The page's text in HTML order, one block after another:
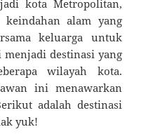
kota Metropolitan,
alam yang
keluarga untuk
destinasi yang
wilayah kota.
ini menawarkan
adalah destinasi
yuk!